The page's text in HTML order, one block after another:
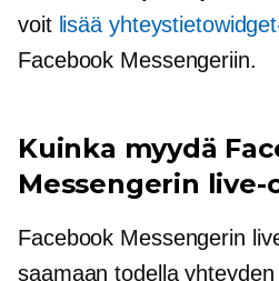
voit lisää
Facebook Messengeriin.
Kuinka myydä
Messengerin live-
Facebook Messengerin
saamaan todella